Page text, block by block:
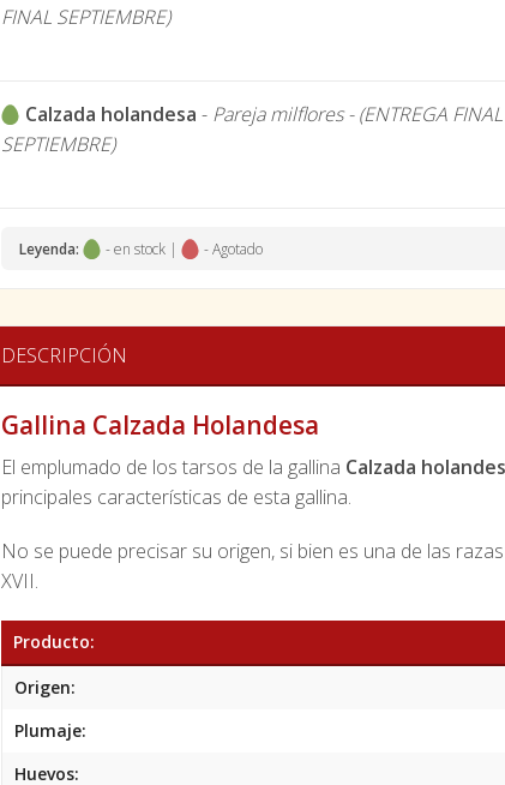
FINAL SEPTIEMBRE)
Calzada holandesa - Pareja milflores - (ENTREGA FINAL
SEPTIEMBRE)
Leyenda: - en stock | - Agotado
DESCRIPCIÓN
Gallina Calzada Holandesa
El emplumado de los tarsos de la gallina Calzada
principales características de esta gallina.
No se puede precisar su origen, si bien es una de las
XVII.
Producto:
Origen:
Plumaje:
Huevos: